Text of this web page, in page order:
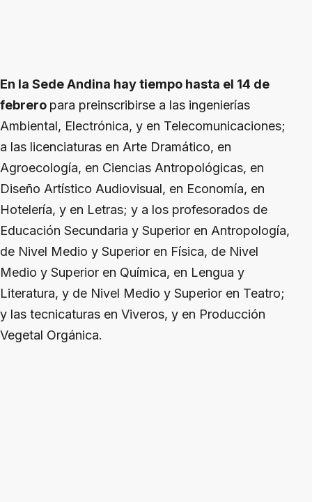
En la Sede Andina hay tiempo hasta el 14 de
febrero para preinscribirse a las ingenierías
Ambiental, Electrónica, y en Telecomunicaciones;
a las licenciaturas en Arte Dramático, en
Agroecología, en Ciencias Antropológicas, en
Diseño Artístico Audiovisual, en Economía, en
Hotelería, y en Letras; y a los profesorados de
Educación Secundaria y Superior en Antropología,
de Nivel Medio y Superior en Física, de Nivel
Medio y Superior en Química, en Lengua y
Literatura, y de Nivel Medio y Superior en Teatro;
y las tecnicaturas en Viveros, y en Producción
Vegetal Orgánica.